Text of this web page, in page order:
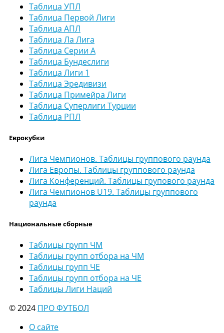
Таблица УПЛ
Таблица Первой Лиги
Таблица АПЛ
Таблица Ла Лига
Таблица Серии А
Таблица Бундеслиги
Таблица Лиги 1
Таблица Эредивизи
Таблица Примейра Лиги
Таблица Суперлиги Турции
Таблица РПЛ
Еврокубки
Лига Чемпионов. Таблицы группового раунда
Лига Европы. Таблицы группового раунда
Лига Конференций. Таблицы групового раунда
Лига Чемпионов U19. Таблицы группового
раунда
Национальные сборные
Таблицы групп ЧМ
Таблицы групп отбора на ЧМ
Таблицы групп ЧЕ
Таблицы групп отбора на ЧЕ
Таблицы Лиги Наций
© 2024 ПРО ФУТБОЛ
О сайте